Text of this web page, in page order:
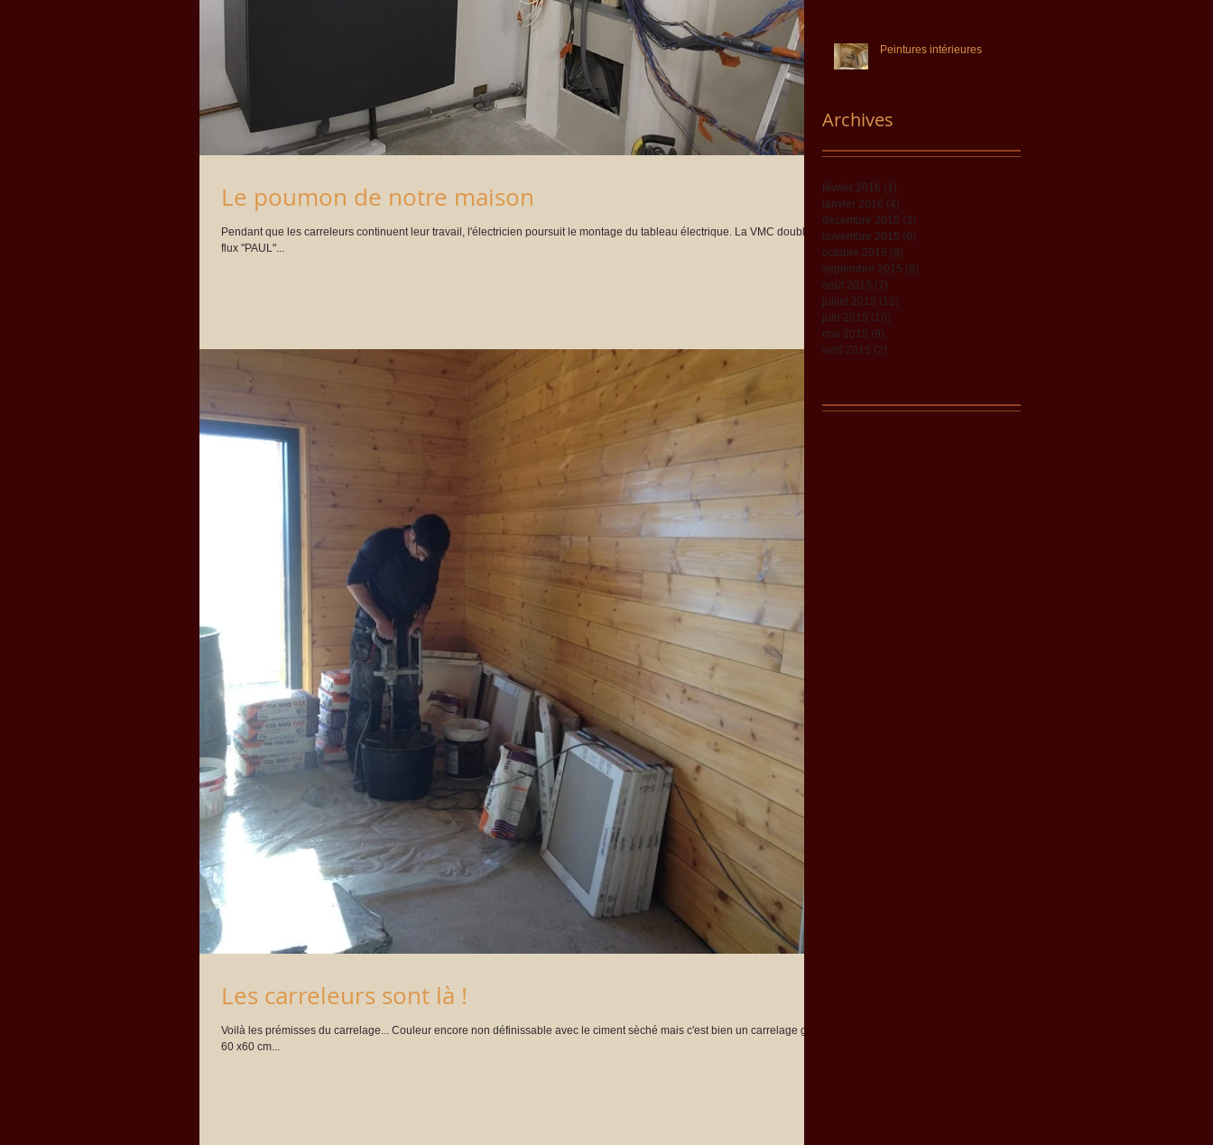
Le poumon de notre maison
Pendant que les carreleurs continuent leur travail, l'électricien poursuit le montage du tableau électrique. La VMC double
flux "PAUL"...
Les carreleurs sont là !
Voilà les prémisses du carrelage... Couleur encore non définissable avec le ciment sèché mais c'est bien un carrelage gris
60 x60 cm...
Peintures intérieures
Archives
février 2016 (1)
janvier 2016 (4)
décembre 2015 (3)
novembre 2015 (6)
octobre 2015 (9)
septembre 2015 (9)
août 2015 (7)
juillet 2015 (12)
juin 2015 (10)
mai 2015 (9)
avril 2015 (2)